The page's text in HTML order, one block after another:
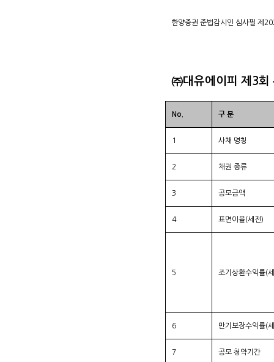
한양증권 준법감시인 심사필
㈜대유에이피 제3회
No. 구 분
1 사채 명칭
2 채권 종류
3 공모금액
4 표면이율(세전)
5 조기상환수익률(
6 만기보장수익률(
7 공모 청약기간